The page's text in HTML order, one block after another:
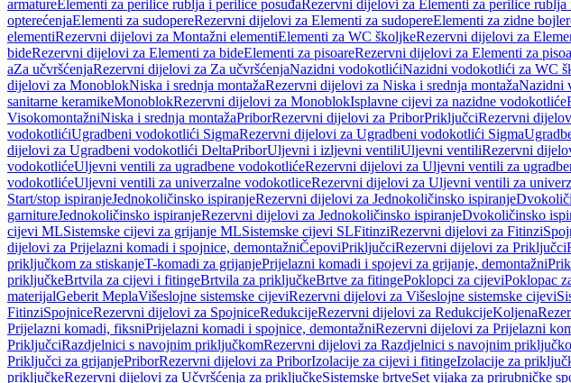
armatureElementi za perilice rublja i perilice posuđaRezervni dijelovi za Elementi za perilice rublja
opterećenjaElementi za sudopereRezervni dijelovi za Elementi za sudopereElementi za zidne
elementiRezervni dijelovi za Montažni elementiElementi za WC školjkeRezervni dijelovi za
bideRezervni dijelovi za Elementi za bideElementi za pisoareRezervni dijelovi za Elementi za
aZa učvršćenjaRezervni dijelovi za Za učvršćenjaNazidni vodokotlićiNazidni vodokotlići za WC
dijelovi za MonoblokNiska i srednja montažaRezervni dijelovi za Niska i srednja montažaNazidni
sanitarne keramikeMonoblokRezervni dijelovi za MonoblokIsplavne cijevi za nazidne vodokotliće
VisokomontažniNiska i srednja montažaPriborRezervni dijelovi za PriborPriključciRezervni
vodokotlićiUgradbeni vodokotlići SigmaRezervni dijelovi za Ugradbeni vodokotlići Sigma
dijelovi za Ugradbeni vodokotlići DeltaPriborUljevni i izljevni ventiliUljevni ventiliRezervni
vodokotlićeUljevni ventili za ugradbene vodokotlićeRezervni dijelovi za Uljevni ventili za
vodokotlićeUljevni ventili za univerzalne vodokotliceRezervni dijelovi za Uljevni ventili za
Start/stop ispiranjeJednokoličinsko ispiranjeRezervni dijelovi za Jednokoličinsko ispiranje
garnitureJednokoličinsko ispiranjeRezervni dijelovi za Jednokoličinsko ispiranjeDvokoličinsko
cijevi MLSistemske cijevi za grijanje MLSistemske cijevi SLFitinziRezervni dijelovi za Fitinzi
dijelovi za Prijelazni komadi i spojnice, demontažniČepoviPriključciRezervni dijelovi za Priključci
priključkom za stiskanjeT-komadi za grijanjePrijelazni komadi i spojevi za grijanje, demontažni
priključkeBrtvila za cijevi i fitingeBrtvila za priključkeBrtve za fitingePoklopci za cijeviPoklopac
materijalGeberit MeplaVišeslojne sistemske cijeviRezervni dijelovi za Višeslojne sistemske cijevi
FitinziSpojniceRezervni dijelovi za SpojniceRedukcijeRezervni dijelovi za RedukcijeKoljena
Prijelazni komadi, fiksniPrijelazni komadi i spojnice, demontažniRezervni dijelovi za Prijelazni
PriključciRazdjelnici s navojnim priključkomRezervni dijelovi za Razdjelnici s navojnim
Priključci za grijanjePriborRezervni dijelovi za PriborIzolacije za cijevi i fitingeIzolacije za
priključkeRezervni dijelovi za Učvršćenja za priključkeSistemske brtveSet vijaka za prirubničke